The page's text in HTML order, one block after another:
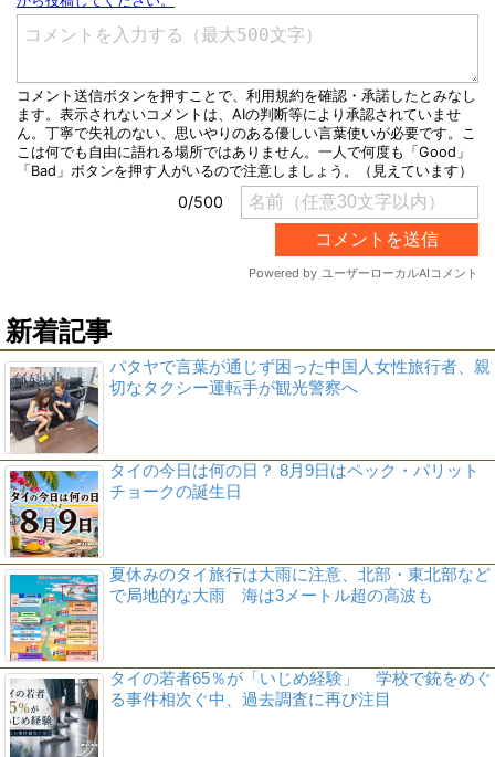
新着記事
パタヤで言葉が通じず困った中国人女性旅行者、親
切なタクシー運転手が観光警察へ
タイの今日は何の日？ 8月9日はペック・パリット
チョークの誕生日
夏休みのタイ旅行は大雨に注意、北部・東北部など
で局地的な大雨 海は3メートル超の高波も
タイの若者65％が「いじめ経験」 学校で銃をめぐ
る事件相次ぐ中、過去調査に再び注目